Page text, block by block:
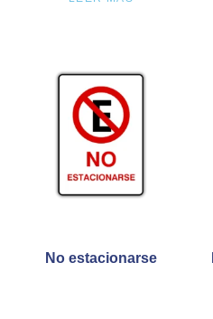
No estacionarse